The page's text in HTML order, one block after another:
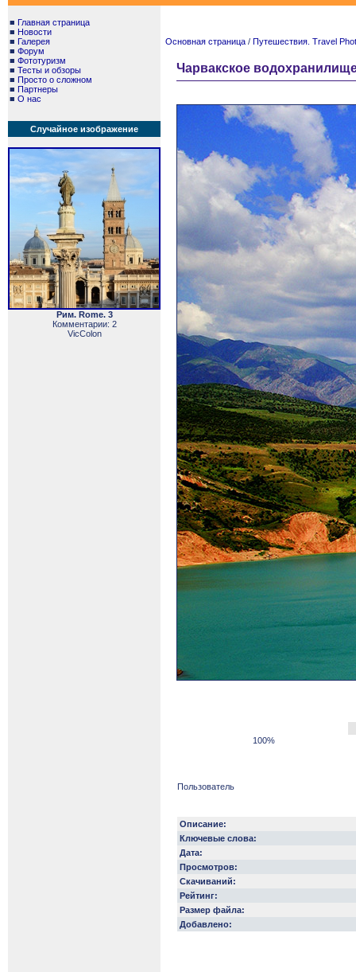
■ Главная страница
■ Новости
■ Галерея
■ Форум
■ Фототуризм
■ Тесты и обзоры
■ Просто о сложном
■ Партнеры
■ О нас
Случайное изображение
Рим. Rome. 3
Комментарии: 2
VicColon
Основная страница / Путешествия. Travel
Чарвакское
100%
Пользователь
Описание:
Ключевые слова:
Дата:
Просмотров:
Скачиваний:
Рейтинг:
Размер файла:
Добавлено: